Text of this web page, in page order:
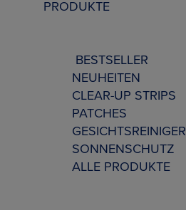
PRODUKTE
BESTSELLER
NEUHEITEN
CLEAR-UP STRIPS
PATCHES
GESICHTSREINIGER
SONNENSCHUTZ
ALLE PRODUKTE